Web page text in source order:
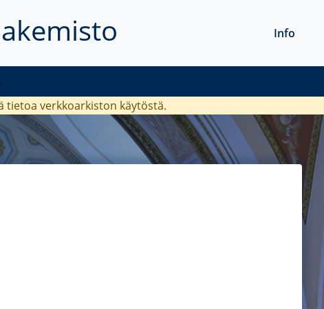
Info
tietoa verkkoarkiston käytöstä.